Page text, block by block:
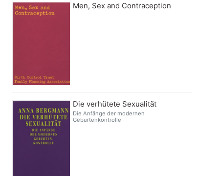
Men, Sex and Contraception
Die verhütete Sexualität
Die Anfänge der modernen
Geburtenkontrolle